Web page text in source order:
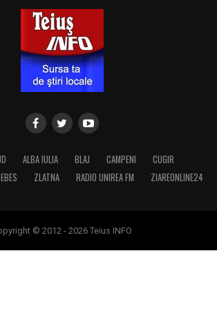
ALBA IULIA BLAJ CAMPENI
CUGIR
ZLATNA RADIO UNIREA FM ZIAREONLINE24
© 2012 - 2026 Teius INFO